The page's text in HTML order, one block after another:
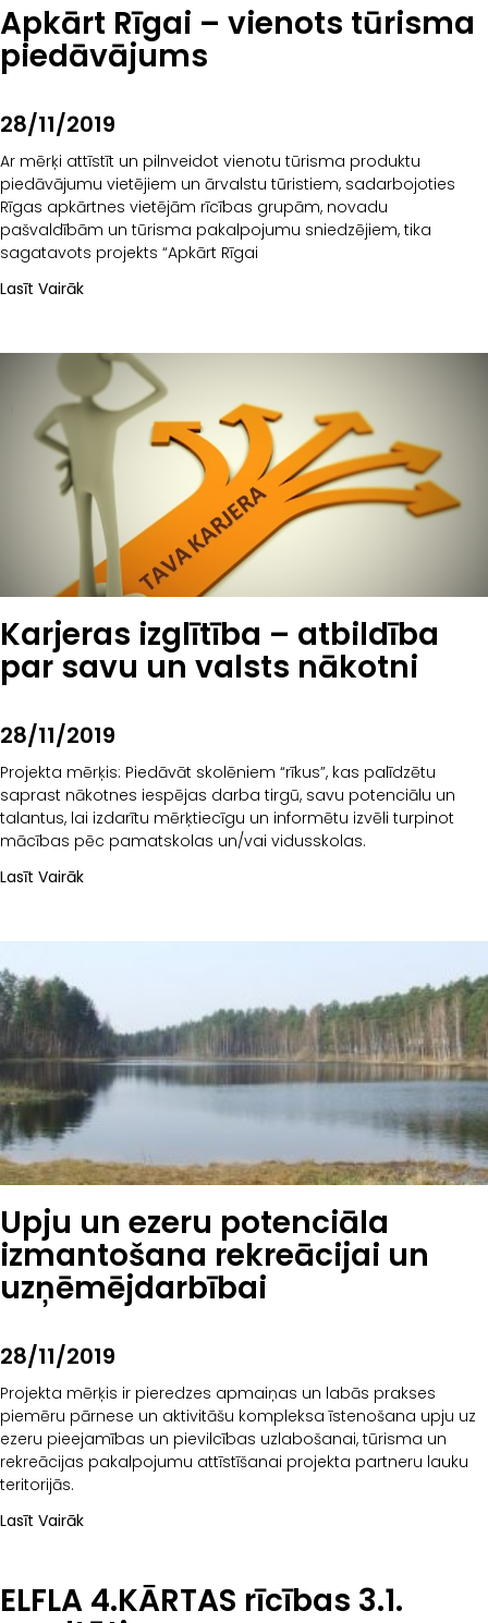
Apkārt Rīgai – vienots tūrisma
piedāvājums
28/11/2019
Ar mērķi attīstīt un pilnveidot vienotu tūrisma produktu
piedāvājumu vietējiem un ārvalstu tūristiem, sadarbojoties
Rīgas apkārtnes vietējām rīcības grupām, novadu
pašvaldībām un tūrisma pakalpojumu sniedzējiem, tika
sagatavots projekts “Apkārt Rīgai
Lasīt Vairāk
Karjeras izglītība – atbildība
par savu un valsts nākotni
28/11/2019
Projekta mērķis: Piedāvāt skolēniem “rīkus”, kas palīdzētu
saprast nākotnes iespējas darba tirgū, savu potenciālu un
talantus, lai izdarītu mērķtiecīgu un informētu izvēli turpinot
mācības pēc pamatskolas un/vai vidusskolas.
Lasīt Vairāk
Upju un ezeru potenciāla
izmantošana rekreācijai un
uzņēmējdarbībai
28/11/2019
Projekta mērķis ir pieredzes apmaiņas un labās prakses
piemēru pārnese un aktivitāšu kompleksa īstenošana upju uz
ezeru pieejamības un pievilcības uzlabošanai, tūrisma un
rekreācijas pakalpojumu attīstīšanai projekta partneru lauku
teritorijās.
Lasīt Vairāk
ELFLA 4.KĀRTAS rīcības 3.1.